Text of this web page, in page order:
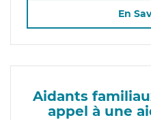
En
Aidants
appel à une